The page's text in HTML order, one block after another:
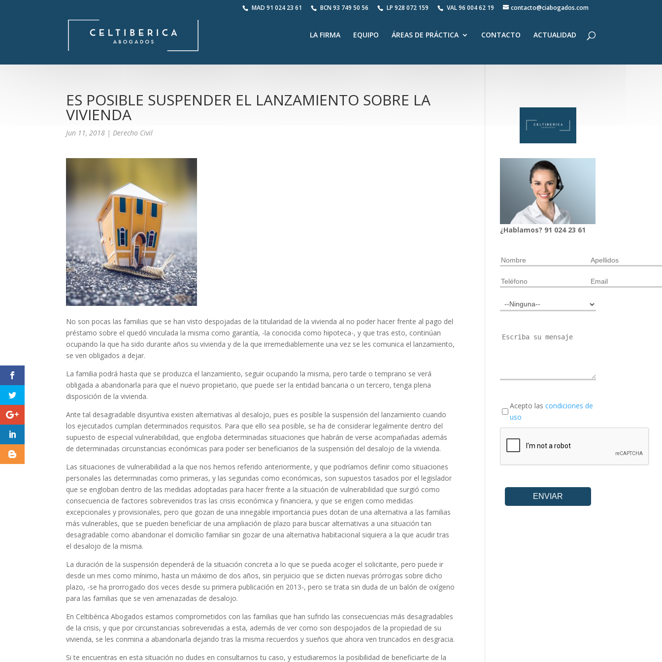
MAD 91 024 23 61 BCN93 749 50 56 LP 928 072 159 VAL96 004 62 19 contacto@ciabogados.com
LA FIRMA EQUIPO ÁREAS DE PRÁCTICA CONTACTO ACTUALIDAD
ES POSIBLE SUSPENDER EL LANZAMIENTO SOBRE LA
VIVIENDA
Jun 11, 2018 |Derecho Civil
No son pocas las familias que se han visto despojadas de la titularidad de la vivienda al no poder hacer frente al pago del
préstamo sobre el quedó vinculada la misma como garantía, -la conocida como hipoteca-, y que tras esto, continúan
ocupando la que ha sido durante años su vivienda y de la que irremediablemente una vez se les comunica el lanzamiento,
se ven obligados a dejar.
La familia podrá hasta que se produzca el lanzamiento, seguir ocupando la misma, pero tarde o temprano se verá
obligada a abandonarla para que el nuevo propietario, que puede ser la entidad bancaria o un tercero, tenga plena
disposición de la vivienda.
Ante tal desagradable disyuntiva existen alternativas al desalojo, pues es posible la suspensión del lanzamiento cuando
los ejecutados cumplan determinados requisitos. Para que ello sea posible, se ha de considerar legalmente dentro del
supuesto de especial vulnerabilidad, que engloba determinadas situaciones que habrán de verse acompañadas además
de determinadas circunstancias económicas para poder ser beneficiarios de la suspensión del desalojo de la vivienda.
Las situaciones de vulnerabilidad a la que nos hemos referido anteriormente, y que podríamos definir como situaciones
personales las determinadas como primeras, y las segundas como económicas, son supuestos tasados por el legislador
que se engloban dentro de las medidas adoptadas para hacer frente a la situación de vulnerabilidad que surgió como
consecuencia de factores sobrevenidos tras las crisis económica y financiera, y que se erigen como medidas
excepcionales y provisionales, pero que gozan de una innegable importancia pues dotan de una alternativa a las familias
más vulnerables, que se pueden beneficiar de una ampliación de plazo para buscar alternativas a una situación tan
desagradable como abandonar el domicilio familiar sin gozar de una alternativa habitacional siquiera a la que acudir tras
el desalojo de la misma.
La duración de la suspensión dependerá de la situación concreta a lo que se pueda acoger el solicitante, pero puede ir
desde un mes como mínimo, hasta un máximo de dos años, sin perjuicio que se dicten nuevas prórrogas sobre dicho
plazo, -se ha prorrogado dos veces desde su primera publicación en 2013-, pero se trata sin duda de un balón de oxígeno
para las familias que se ven amenazadas de desalojo.
En Celtibérica Abogados estamos comprometidos con las familias que han sufrido las consecuencias más desagradables
de la crisis, y que por circunstancias sobrevenidas a esta, además de ver como son despojados de la propiedad de su
vivienda, se les conmina a abandonarla dejando tras la misma recuerdos y sueños que ahora ven truncados en desgracia.
Si te encuentras en esta situación no dudes en consultarnos tu caso, y estudiaremos la posibilidad de beneficiarte de la
¿Hablamos? 91 024 23 61
Acepto lascondiciones de
uso